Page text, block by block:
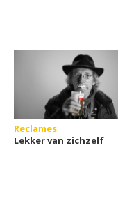
Reclames
Lekker van zichzelf